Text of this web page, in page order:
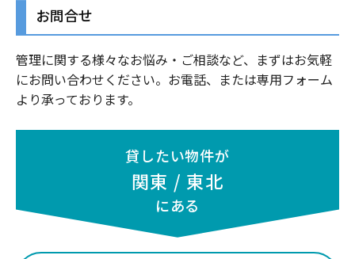
お問合せ
管理に関する様々なお悩み・ご相談など、まずはお気軽
にお問い合わせください。お電話、または専用フォーム
より承っております。
貸したい物件が
関東 / 東北
にある